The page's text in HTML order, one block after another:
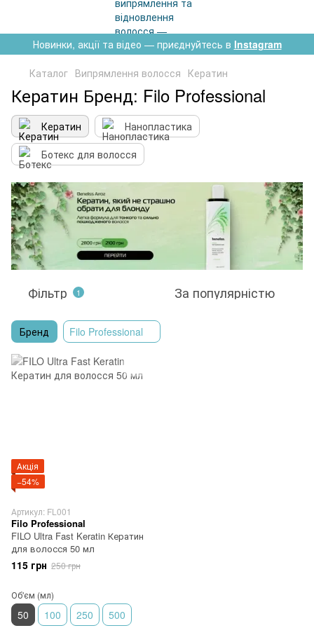
Новинки, акції та відео — приєднуйтесь в Instagram
Каталог Випрямлення волосся Кератин
Кератин Бренд: Filo Professional
Кератин
Нанопластика
Ботекс для волосся
Фільтр 1 За популярністю
Бренд Filo Professional
Акція
−54%
Артикул: FL001
Filo Professional
FILO Ultra Fast Keratin Кератин
для волосся 50 мл
115 грн 250 грн
Об'єм (мл)
50 100 250 500